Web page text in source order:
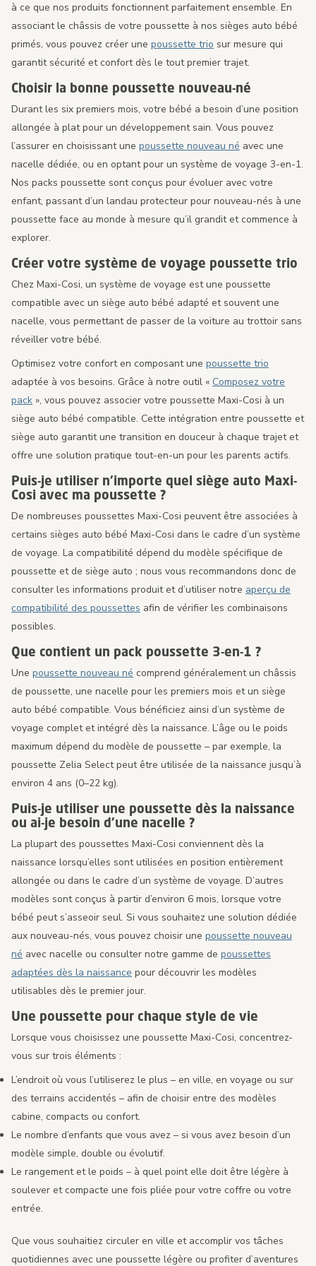
à ce que nos produits fonctionnent parfaitement ensemble. En
associant le châssis de votre poussette à nos sièges auto bébé
primés, vous pouvez créer une poussette trio sur mesure qui
garantit sécurité et confort dès le tout premier trajet.
Choisir la bonne poussette nouveau-né
Durant les six premiers mois, votre bébé a besoin d’une position
allongée à plat pour un développement sain. Vous pouvez
l’assurer en choisissant une poussette nouveau né avec une
nacelle dédiée, ou en optant pour un système de voyage 3-en-1.
Nos packs poussette sont conçus pour évoluer avec votre
enfant, passant d’un landau protecteur pour nouveau-nés à une
poussette face au monde à mesure qu’il grandit et commence à
explorer.
Créer votre système de voyage poussette trio
Chez Maxi-Cosi, un système de voyage est une poussette
compatible avec un siège auto bébé adapté et souvent une
nacelle, vous permettant de passer de la voiture au trottoir sans
réveiller votre bébé.
Optimisez votre confort en composant une poussette trio
adaptée à vos besoins. Grâce à notre outil « Composez votre
pack », vous pouvez associer votre poussette Maxi-Cosi à un
siège auto bébé compatible. Cette intégration entre poussette et
siège auto garantit une transition en douceur à chaque trajet et
offre une solution pratique tout-en-un pour les parents actifs.
Puis-je utiliser n’importe quel siège auto Maxi-
Cosi avec ma poussette ?
De nombreuses poussettes Maxi-Cosi peuvent être associées à
certains sièges auto bébé Maxi-Cosi dans le cadre d’un système
de voyage. La compatibilité dépend du modèle spécifique de
poussette et de siège auto ; nous vous recommandons donc de
consulter les informations produit et d’utiliser notre aperçu de
compatibilité des poussettes afin de vérifier les combinaisons
possibles.
Que contient un pack poussette 3-en-1 ?
Une poussette nouveau né comprend généralement un châssis
de poussette, une nacelle pour les premiers mois et un siège
auto bébé compatible. Vous bénéficiez ainsi d’un système de
voyage complet et intégré dès la naissance. L’âge ou le poids
maximum dépend du modèle de poussette – par exemple, la
poussette Zelia Select peut être utilisée de la naissance jusqu’à
environ 4 ans (0–22 kg).
Puis-je utiliser une poussette dès la naissance
ou ai-je besoin d’une nacelle ?
La plupart des poussettes Maxi-Cosi conviennent dès la
naissance lorsqu’elles sont utilisées en position entièrement
allongée ou dans le cadre d’un système de voyage. D’autres
modèles sont conçus à partir d’environ 6 mois, lorsque votre
bébé peut s’asseoir seul. Si vous souhaitez une solution dédiée
aux nouveau-nés, vous pouvez choisir une poussette nouveau
né avec nacelle ou consulter notre gamme de poussettes
adaptées dès la naissance pour découvrir les modèles
utilisables dès le premier jour.
Une poussette pour chaque style de vie
Lorsque vous choisissez une poussette Maxi-Cosi, concentrez-
vous sur trois éléments :
L’endroit où vous l’utiliserez le plus – en ville, en voyage ou sur
des terrains accidentés – afin de choisir entre des modèles
cabine, compacts ou confort.
Le nombre d’enfants que vous avez – si vous avez besoin d’un
modèle simple, double ou évolutif.
Le rangement et le poids – à quel point elle doit être légère à
soulever et compacte une fois pliée pour votre coffre ou votre
entrée.
Que vous souhaitiez circuler en ville et accomplir vos tâches
quotidiennes avec une poussette légère ou profiter d’aventures